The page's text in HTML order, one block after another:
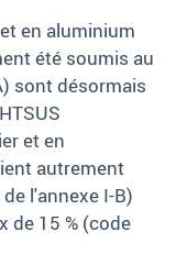
en aluminium
été soumis au
sont désormais
et en
autrement
l'annexe I-B)
de 15 % (code